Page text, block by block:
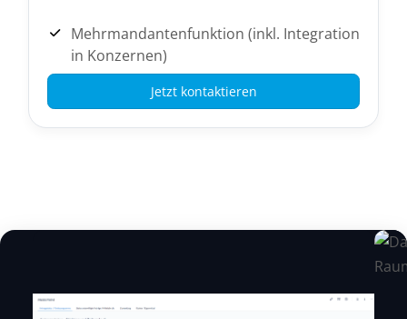
Mehrmandantenfunktion (inkl. Integration
in Konzernen)
Jetzt kontaktieren